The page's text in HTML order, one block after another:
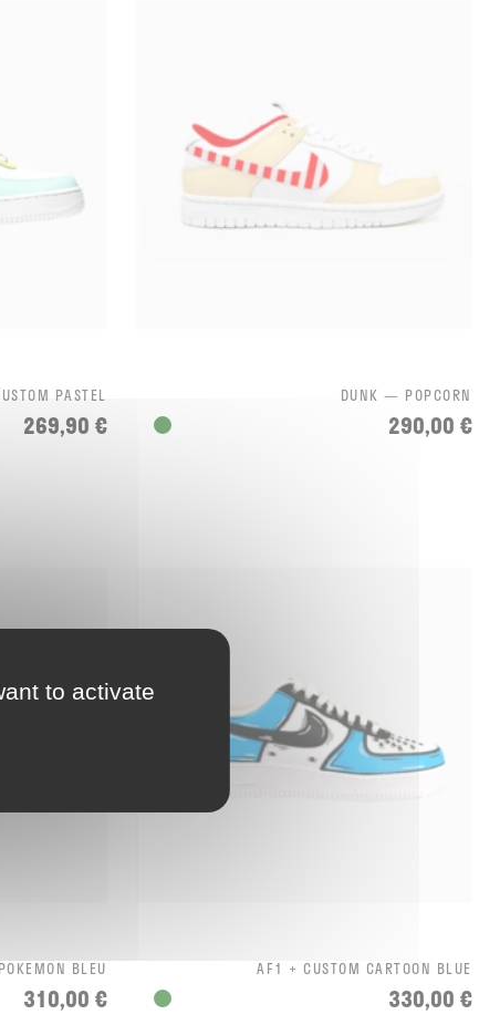
PASTEL
269,90 €
DUNK — POPCORN
290,00 €
BLEU
310,00 €
AF1 + CUSTOM CARTOON BLUE
330,00 €
to activate